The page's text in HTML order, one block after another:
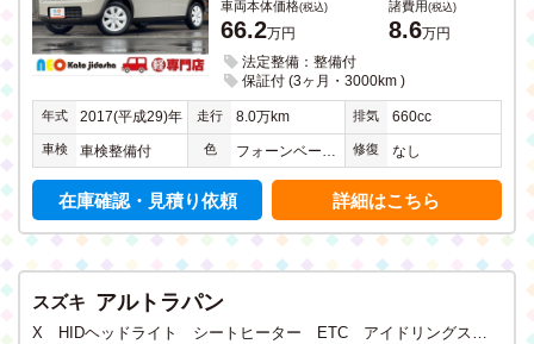
車両本体価格(税込)
66.2万円
諸費用(税込)
8.6万円
法定整備：整備付
保証付 (3ヶ月・3000km )
年式 2017(平成29)年 走行 8.0万km 排気 660cc
車検 車検整備付 色 修復 なし
在庫確認・見積り依頼 詳細はこちら
スズキ アルトラパン
X HIDヘッドライト シートヒーター ETC アイドリングストップ 衝突軽減ブレーキ スマートキー CD DVD フルセグTV メモリーナビ Bluetooth 禁煙